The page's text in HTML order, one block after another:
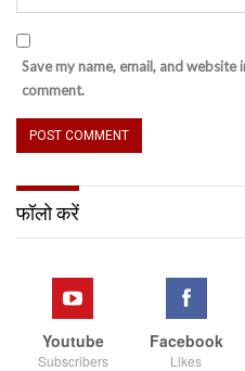
Save my name, email, and
comment.
फॉलो करें
Youtube
Subscribers
Facebook
Likes